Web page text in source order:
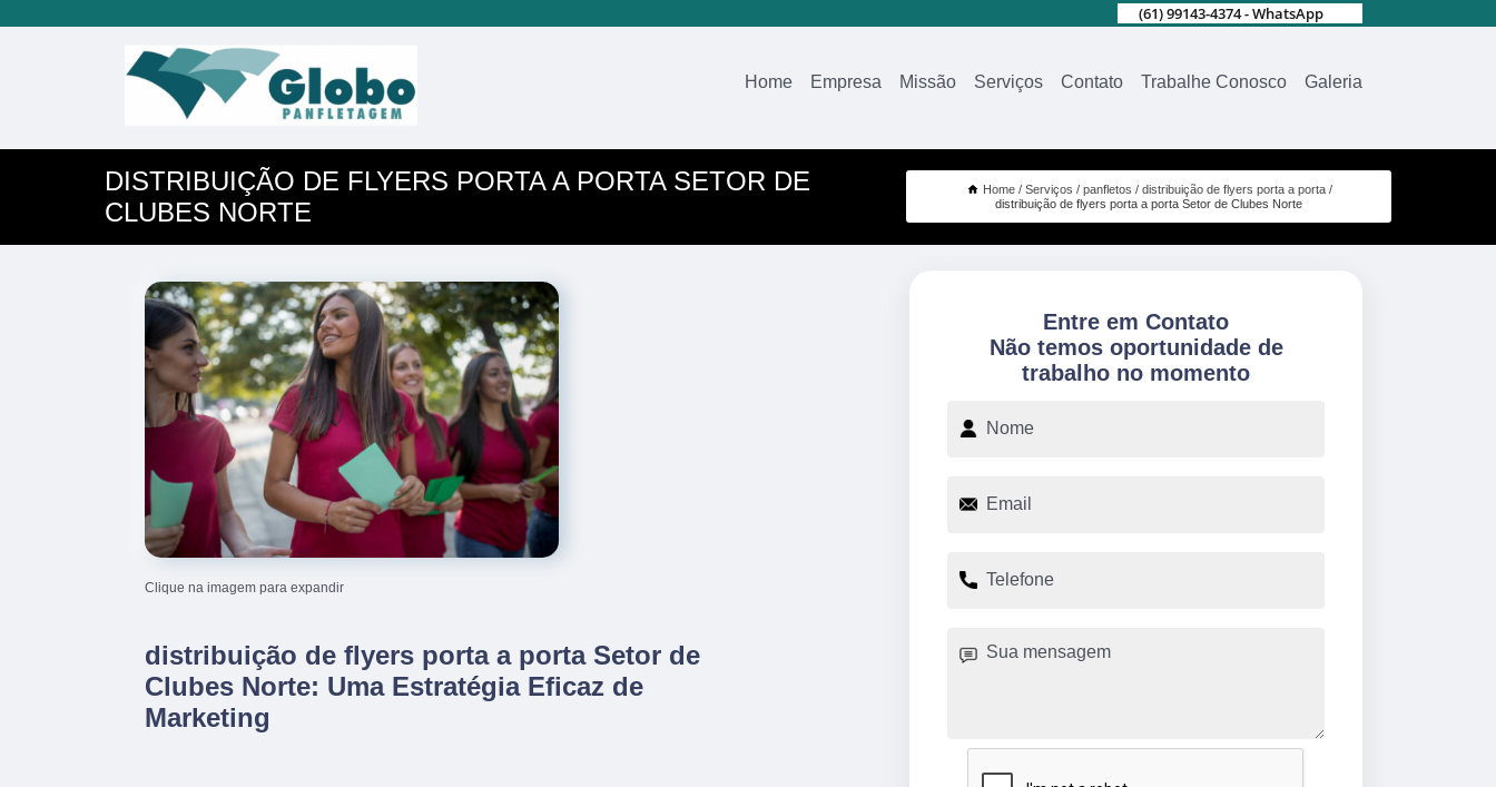
(61) 99143-4374 - WhatsApp
Home Empresa Missão Serviços Contato Trabalhe Conosco Galeria
DISTRIBUIÇÃO DE FLYERS PORTA A PORTA SETOR DE
CLUBES NORTE
Home Serviços panfletos
distribuição de flyers porta a porta
distribuição de flyers porta a porta Setor de Clubes Norte
Clique na imagem para expandir
distribuição de flyers porta a porta Setor de
Clubes Norte: Uma Estratégia Eficaz de
Marketing
Entre em Contato
Não temos oportunidade de
trabalho no momento